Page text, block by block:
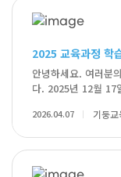
2025 교육과정 학
안녕하세요. 여러분
다. 2025년 12월 17
2026.04.07 기둥